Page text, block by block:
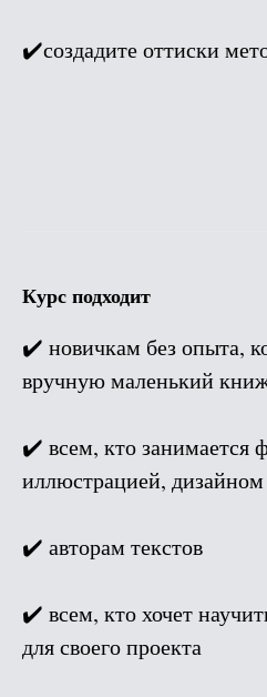
✔️создадите оттиски
Курс подходит
✔️ новичкам без опыта,
вручную маленький
✔️ всем, кто занимается
иллюстрацией, дизайном
✔️ авторам текстов
✔️ всем, кто хочет
для своего проекта